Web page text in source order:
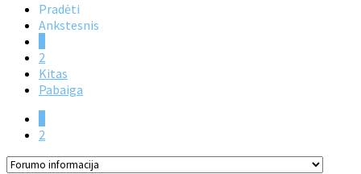
Pradėti
Ankstesnis
2
Kitas
Pabaiga
2